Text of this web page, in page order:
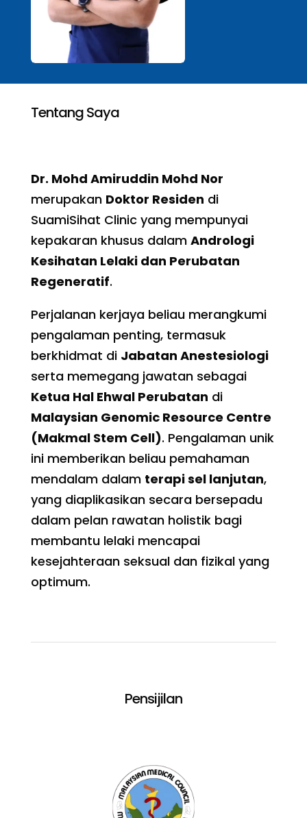
Tentang Saya
Dr. Mohd Amiruddin Mohd Nor
merupakan Doktor Residen di
SuamiSihat Clinic yang mempunyai
kepakaran khusus dalam Andrologi
Kesihatan Lelaki dan Perubatan
Regeneratif.
Perjalanan kerjaya beliau merangkumi
pengalaman penting, termasuk
berkhidmat di Jabatan Anestesiologi
serta memegang jawatan sebagai
Ketua Hal Ehwal Perubatan di
Malaysian Genomic Resource Centre
(Makmal Stem Cell). Pengalaman unik
ini memberikan beliau pemahaman
mendalam dalam terapi sel lanjutan,
yang diaplikasikan secara bersepadu
dalam pelan rawatan holistik bagi
membantu lelaki mencapai
kesejahteraan seksual dan fizikal yang
optimum.
Pensijilan